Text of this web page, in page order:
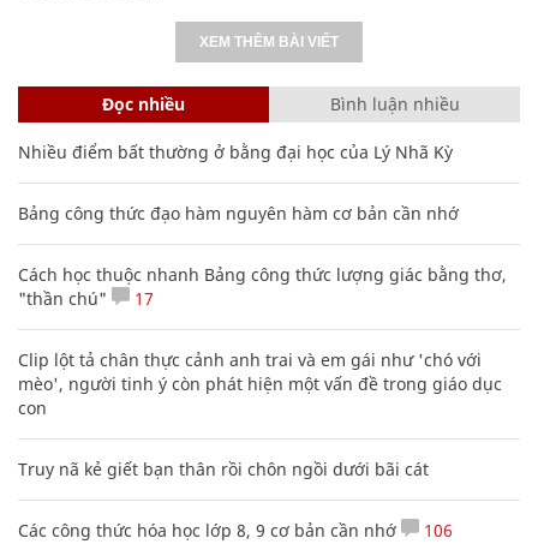
XEM THÊM BÀI VIẾT
Đọc nhiều Bình luận nhiều
Nhiều điểm bất thường ở bằng đại học của Lý Nhã Kỳ
Bảng công thức đạo hàm nguyên hàm cơ bản cần nhớ
Cách học thuộc nhanh Bảng công thức lượng giác bằng thơ,
"thần chú"
17
Clip lột tả chân thực cảnh anh trai và em gái như 'chó với
mèo', người tinh ý còn phát hiện một vấn đề trong giáo dục
con
Truy nã kẻ giết bạn thân rồi chôn ngồi dưới bãi cát
Các công thức hóa học lớp 8, 9 cơ bản cần nhớ 106